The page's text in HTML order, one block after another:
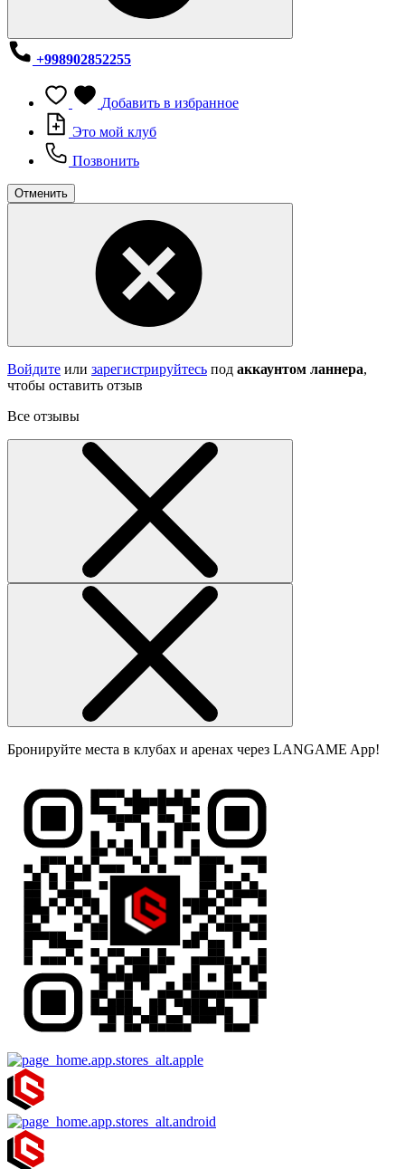
+998902852255
Добавить в избранное
Это мой клуб
Позвонить
Отменить
Войдите или зарегистрируйтесь под аккаунтом ланнера,
чтобы оставить отзыв
Все отзывы
Бронируйте места в клубах и аренах через LANGAME App!